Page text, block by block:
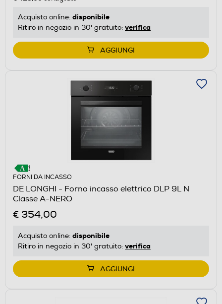
Acquisto online: disponibile
Ritiro in negozio in 30' gratuito: verifica
AGGIUNGI
FORNI DA INCASSO
DE LONGHI - Forno incasso elettrico DLP 9L N
Classe A-NERO
€ 354,00
Acquisto online: disponibile
Ritiro in negozio in 30' gratuito: verifica
AGGIUNGI